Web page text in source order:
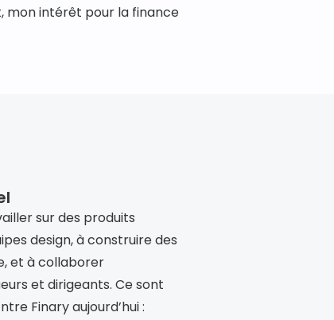
mon intérêt pour la finance
sur des produits
design, à construire des
et à collaborer
et dirigeants. Ce sont
Finary aujourd’hui :